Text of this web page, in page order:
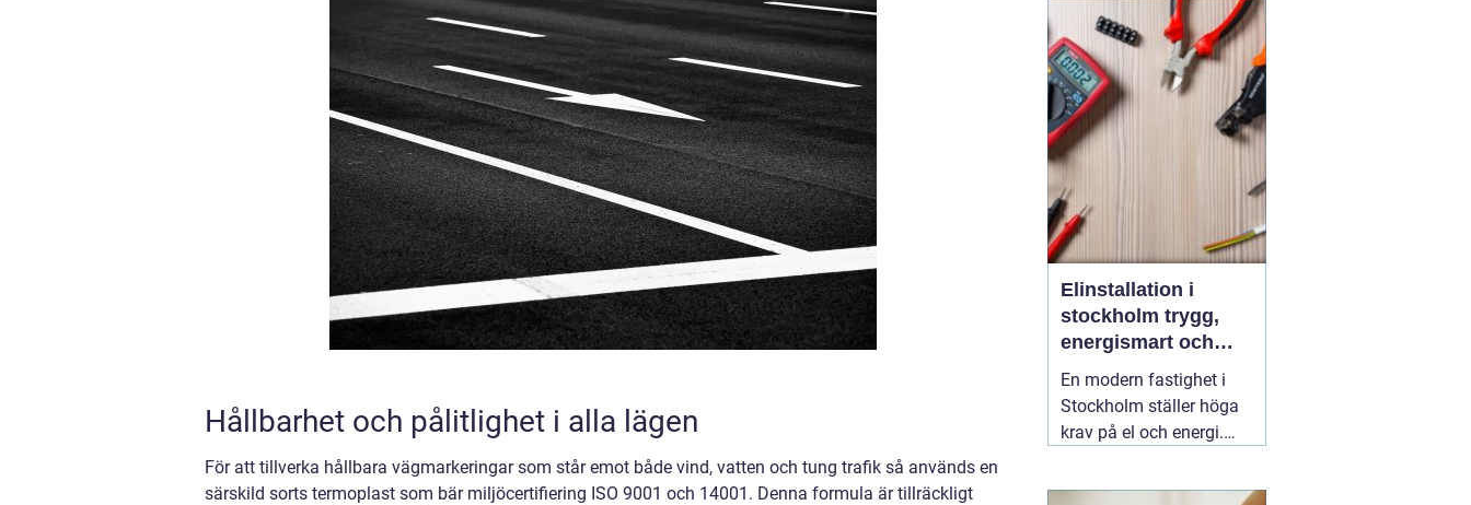
Hållbarhet och pålitlighet i alla lägen
För att tillverka hållbara vägmarkeringar som står emot både vind, vatten och tung trafik så används en
särskild sorts termoplast som bär miljöcertifiering ISO 9001 och 14001. Denna formula är tillräckligt
vilket material håller
bäst, hur skiljer sig olika
stilar åt och hur hittar
man rätt storlek utan
stress? Med...
Elinstallation i
stockholm trygg,
energismart och
framtidssäker el i
fastigheten
En modern fastighet i
Stockholm ställer höga
krav på el och energi.
värmepumpar,